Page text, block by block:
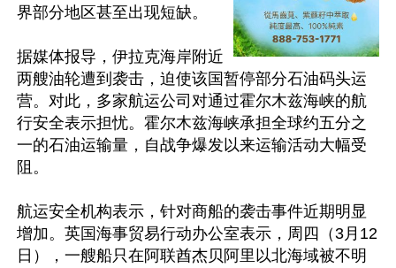
界部分地区甚至出现短缺。
据媒体报导，伊拉克海岸附近
两艘油轮遭到袭击，迫使该国暂停部分石油码头运
营。对此，多家航运公司对通过霍尔木兹海峡的航
行安全表示担忧。霍尔木兹海峡承担全球约五分之
一的石油运输量，自战争爆发以来运输活动大幅受
阻。
航运安全机构表示，针对商船的袭击事件近期明显
增加。英国海事贸易行动办公室表示，周四（3月12
日），一艘船只在阿联酋杰贝阿里以北海域被不明